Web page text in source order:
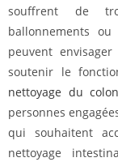
souffrent de
ballonnements
peuvent envisager
soutenir le
nettoyage du
personnes
qui souhaitent
nettoyage